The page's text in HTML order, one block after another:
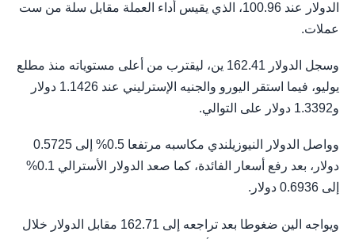
الدولار عند 100.96، الذي يقيس أداء العملة مقابل سلة من ست
عملات.
وسجل الدولار 162.41 ين، ليقترب من أعلى مستوياته منذ مطلع
يوليو، فيما استقر اليورو والجنيه الإسترليني عند 1.1426 دولار
و1.3392 دولار على التوالي.
وواصل الدولار النيوزيلندي مكاسبه مرتفعا 0.5% إلى 0.5725
دولار، بعد رفع أسعار الفائدة، كما صعد الدولار الأسترالي 0.1%
إلى 0.6936 دولار.
ويواجه الين ضغوطا بعد تراجعه إلى 162.71 مقابل الدولار خلال